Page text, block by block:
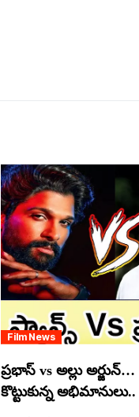
Film News
ప్రభాస్ vs అల్లు
కొట్టుకున్న